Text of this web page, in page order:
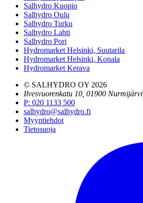
Salhydro Kuopio
Salhydro Oulu
Salhydro Turku
Salhydro Lahti
Salhydro Pori
Hydromarket Helsinki, Suutarila
Hydromarket Helsinki, Konala
Hydromarket Kerava
© SALHYDRO OY 2026
Ilvesvuorenkatu 10, 01900 Nurmijärvi
P: 020 1133 500
salhydro@salhydro.fi
Myyntiehdot
Tietosuoja